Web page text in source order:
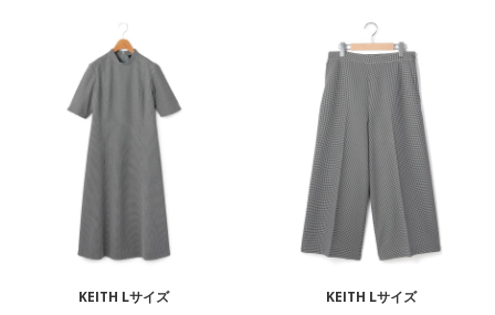
KEITH Lサイズ
KEITH Lサイズ